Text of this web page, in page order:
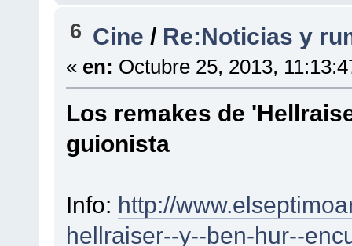
6 Cine / Re:Noticias y
« en: Octubre 25, 2013,
Los remakes de
guionista
Info: http://
hellraiser--y--ben-hur--